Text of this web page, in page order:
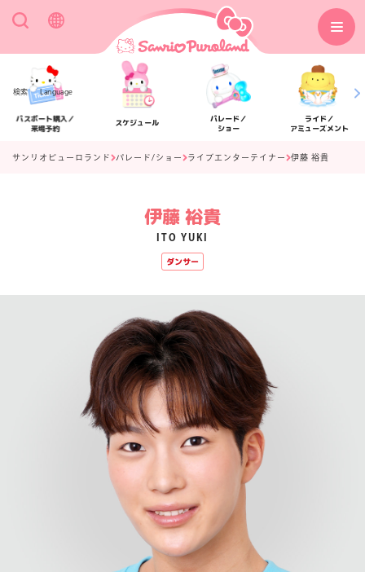
検索 Language
パスポート購入／
来場予約
スケジュール
パレード／
ショー
ライド／
アミューズメント
楽しみ方 サービスガイド
ニュース
サンリオピューロランド パレード/ショー ライブエンターテイナー 伊藤 裕貴
伊藤 裕貴
ITO YUKI
ダンサー